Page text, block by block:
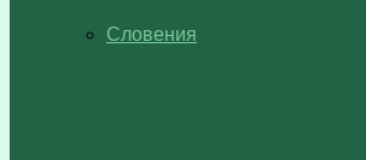
Словения